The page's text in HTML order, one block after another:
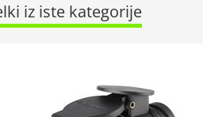
iz iste kategorije